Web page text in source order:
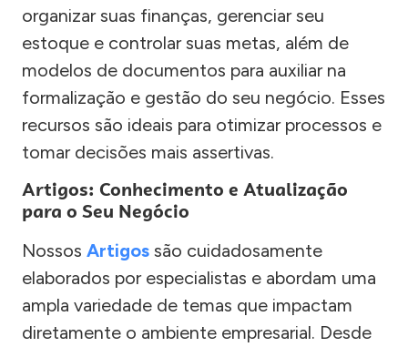
organizar suas finanças, gerenciar seu
estoque e controlar suas metas, além de
modelos de documentos para auxiliar na
formalização e gestão do seu negócio. Esses
recursos são ideais para otimizar processos e
tomar decisões mais assertivas.
Artigos: Conhecimento e Atualização
para o Seu Negócio
Nossos Artigos são cuidadosamente
elaborados por especialistas e abordam uma
ampla variedade de temas que impactam
diretamente o ambiente empresarial. Desde